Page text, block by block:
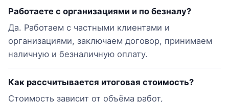
Работаете с организациями и по безналу?
Да. Работаем с частными клиентами и
организациями, заключаем договор, принимаем
наличную и безналичную оплату.
Как рассчитывается итоговая стоимость?
Стоимость зависит от объёма работ,